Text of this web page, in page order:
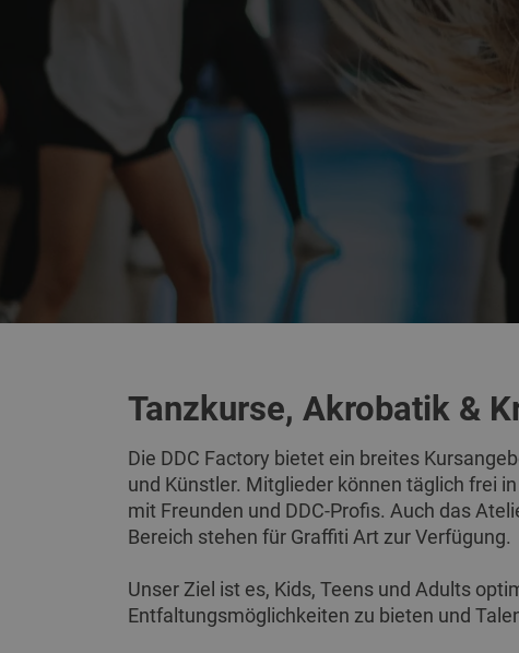
Tanzkurse, Akrobatik &
Die DDC Factory bietet ein breites
und Künstler. Mitglieder können täglich frei
mit Freunden und DDC-Profis. Auch das
Bereich stehen für Graffiti Art zur Verfügung.
Unser Ziel ist es, Kids, Teens und Adults
Entfaltungsmöglichkeiten zu bieten und